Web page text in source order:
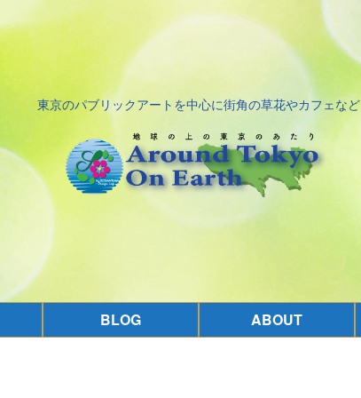
東京のパブリックアートを中心に街角の草花やカフェなど
BLOG ABOUT